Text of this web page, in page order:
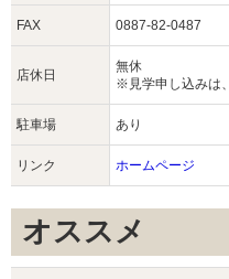
FAX 0887-82-0487
店休日
無休
※見学申し込みは
駐車場 あり
リンク ホームページ
オススメ